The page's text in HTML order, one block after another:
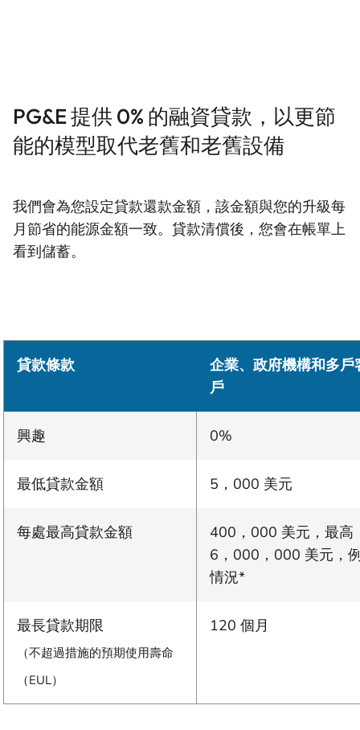
PG&E 提供 0% 的融資貸款，以更節
能的模型取代老舊和老舊設備
我們會為您設定貸款還款金額，該金額與您的升級每
月節省的能源金額一致。貸款清償後，您會在帳單上
看到儲蓄。
貸款條款
企業、政府機構和多戶
戶
興趣 0%
最低貸款金額 5，000 美元
每處最高貸款金額
400，000 美元，最高
6，000，000 美元，
情況*
最長貸款期限
（不超過措施的預期使用壽命
（EUL）
120 個月